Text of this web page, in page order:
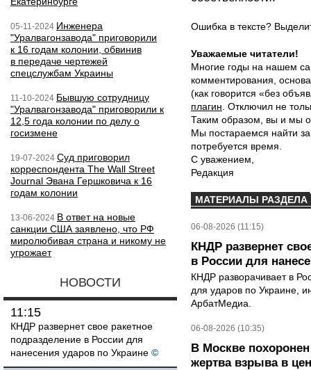
05-11-2024 Инженера
"Уралвагонзавода" приговорили
к 16 годам колонии, обвинив
в передаче чертежей
спецслужбам Украины
11-10-2024 Бывшую сотрудницу
"Уралвагонзавода" приговорили к
12,5 года колонии по делу о
госизмене
19-07-2024 Суд приговорил
корреспондента The Wall Street
Journal Эвана Гершковича к 16
годам колонии
13-06-2024 В ответ на новые
санкции США заявлено, что РФ
миролюбивая страна и никому не
угрожает
НОВОСТИ
11:15
КНДР развернет свое ракетное
подразделение в России для
нанесения ударов по Украине ©
Ошибка в тексте?
Уважаемые читатели!
Многие годы на нашем
комментирования,
(как говорится «без
плагин . Отключил не
Таким образом, вы и мы
Мы постараемся найти
потребуется время.
С уважением,
Редакция
МАТЕРИАЛЫ РАЗДЕЛА
06-08-2026 (11:15)
КНДР развернет
в России для
КНДР разворачивает в
для ударов по Украине,
АрбатМедиа.
06-08-2026 (10:35)
В Москве
жертва взрыва в